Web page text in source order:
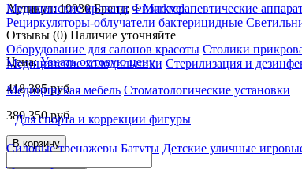
Медицинские кровати Физиотерапевтические
Рециркуляторы-облучатели бактерицидные
Оборудование для салонов красоты Столики
Медицинские холодильники Стерилизация и
Медицинская мебель Стоматологические установки
Для спорта и коррекции фигуры
Силовые тренажеры Батуты Детские уличные
Артикул: 19930 Бренд: >Markvel
Отзывы (0) Наличие уточняйте
Цена: Узнать оптовую цену
418 385руб
380 350руб
В корзину